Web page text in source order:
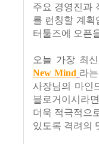
주요 경영진과
를 런칭할 계획
터툴즈에 오픈
오늘 가장 최
New Mind 라
사장님의 마인
블로거이시라
더욱 적극적으
있도록 격려의